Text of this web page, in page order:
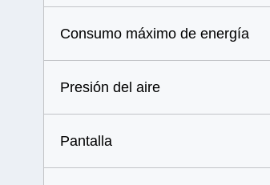
Consumo máximo de energía
Presión del aire
Pantalla